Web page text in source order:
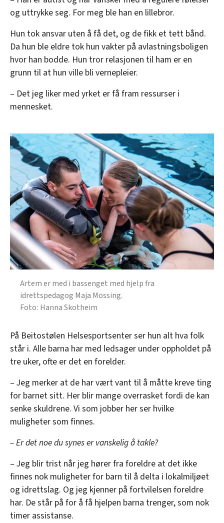
og uttrykke seg. For meg ble han en lillebror.
Hun tok ansvar uten å få det, og de fikk et tett bånd.
Da hun ble eldre tok hun vakter på avlastningsboligen
hvor han bodde. Hun tror relasjonen til ham er en
grunn til at hun ville bli vernepleier.
– Det jeg liker med yrket er få fram ressurser i
mennesket.
Artem er med i bassenget med hjelp fra
idrettspedagog Maja Mossing.
Hanna Skotheim
På Beitostølen Helsesportsenter ser hun alt hva folk
står i. Alle barna har med ledsager under oppholdet på
tre uker, ofte er det en forelder.
– Jeg merker at de har vært vant til å måtte kreve ting
for barnet sitt. Her blir mange overrasket fordi de kan
senke skuldrene. Vi som jobber her ser hvilke
muligheter som finnes.
– Er det noe du synes er vanskelig å takle?
– Jeg blir trist når jeg hører fra foreldre at det ikke
finnes nok muligheter for barn til å delta i lokalmiljøet
og idrettslag. Og jeg kjenner på fortvilelsen foreldre
har. De står på for å få hjelpen barna trenger, som nok
timer assistanse.